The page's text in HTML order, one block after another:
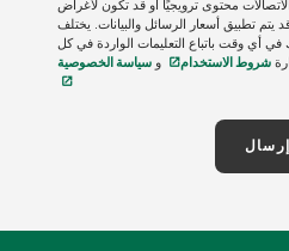
محتوى ترويجيًا أو قد تكون لأغراض
يتم تطبيق أسعار الرسائل والبيانات. يختلف
في أي وقت باتباع التعليمات الواردة في كل
شروط الاستخدام و سياسة الخصوصية
إرسال